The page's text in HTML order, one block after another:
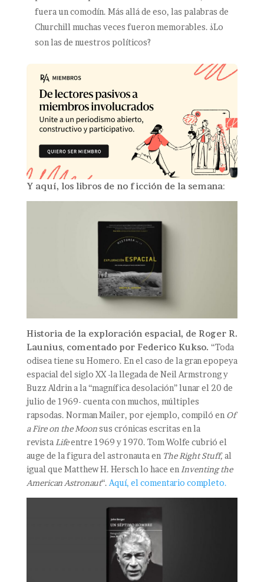
fuera un comodín. Más allá de eso, las palabras de
Churchill muchas veces fueron memorables. ¿Lo
son las de nuestros políticos?
Y aquí, los libros de no ficción de la semana:
Historia de la exploración espacial, de Roger R.
Launius, comentado por Federico Kukso. “Toda
odisea tiene su Homero. En el caso de la gran epopeya
espacial del siglo XX -la llegada de Neil Armstrong y
Buzz Aldrin a la “magnífica desolación” lunar el 20 de
julio de 1969- cuenta con muchos, múltiples
rapsodas. Norman Mailer, por ejemplo, compiló en Of
a Fire on the Moonsus crónicas escritas en la
revista Lifeentre 1969 y 1970. Tom Wolfe cubrió el
auge de la figura del astronauta en The Right Stuff,al
igual que Matthew H. Hersch lo hace en Inventing the
American Astronaut“. Aquí, el comentario completo.